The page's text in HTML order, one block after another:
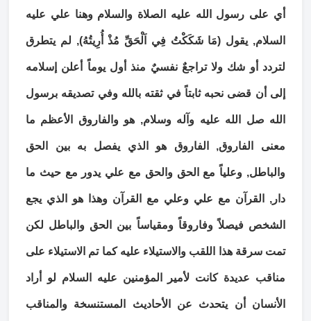
أي على رسول الله عليه الصلاة والسلام وهنا علي عليه
السلام, يقول (مَا شَكَكْتُ فِي اَلْحَقِّ مُذْ أُرِيتُهُ), لم يتطرق
لتردد أو شك ولا تراجعٌ نفسيٌ منذ أول يوماً أعلن إسلامه
إلى أن قضى نحبه ثابتاً في ثقته بالله وفي تصديقه برسول
الله صل الله عليه وآله وسلام, هو والفاروق الأعظم ما
معنى الفاروق, الفاروق هو الذي يفصل به بين الحق
والباطل, وعلياً مع الحق والحق مع علي يدور مع حيث ما
دار, القرآن مع علي وعلي مع القرآن وهذا هو الذي يجع
الشخص فيصلاً وفاروقاً ومقياساً بين الحق والباطل لكن
تمت سرقة هذا اللقب والاستيلاء عليه كما تم الاستيلاء على
مناقب عديدة كانت لأمير المؤمنين عليه السلام لو أراد
الأنسان أن يتحدث عن الأحاديث المستنسخة والمناقب